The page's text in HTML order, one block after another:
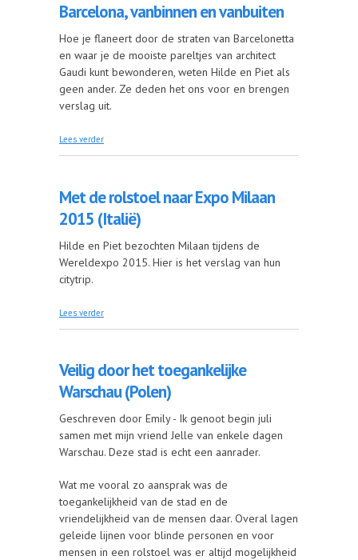
Barcelona, vanbinnen en vanbuiten
Hoe je flaneert door de straten van Barcelonetta
en waar je de mooiste pareltjes van architect
Gaudi kunt bewonderen, weten Hilde en Piet als
geen ander. Ze deden het ons voor en brengen
verslag uit.
Lees verder
Met de rolstoel naar Expo Milaan
2015 (Italië)
Hilde en Piet bezochten Milaan tijdens de
Wereldexpo 2015. Hier is het verslag van hun
citytrip.
Lees verder
Veilig door het toegankelijke
Warschau (Polen)
Geschreven door Emily - Ik genoot begin juli
samen met mijn vriend Jelle van enkele dagen
Warschau. Deze stad is echt een aanrader.
Wat me vooral zo aansprak was de
toegankelijkheid van de stad en de
vriendelijkheid van de mensen daar. Overal lagen
geleide lijnen voor blinde personen en voor
mensen in een rolstoel was er altijd mogelijkheid